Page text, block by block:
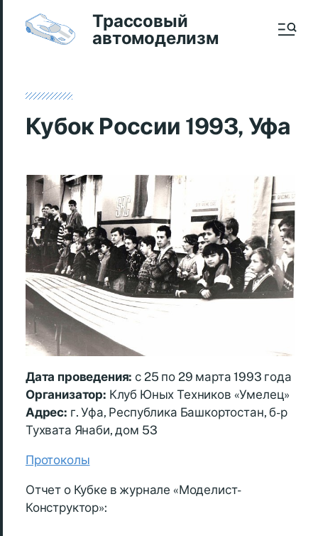
Трассовый
автомоделизм
Кубок России 1993, Уфа
Дата проведения: с 25 по 29 марта 1993 года
Организатор: Клуб Юных Техников «Умелец»
Адрес: г. Уфа, Республика Башкортостан, б-р
Тухвата Янаби, дом 53
Протоколы
Отчет о Кубке в журнале «Моделист-
Конструктор»: